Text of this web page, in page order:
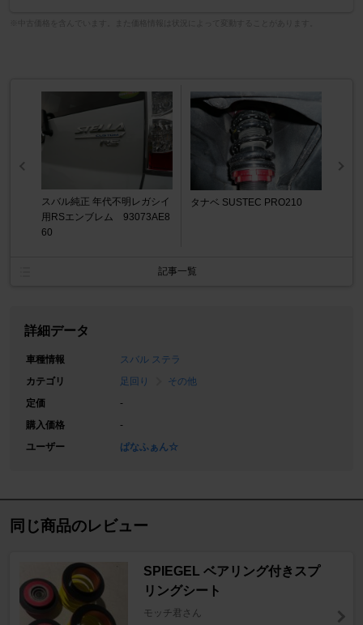
スバル純正 年代不明レガシイ
用RSエンブレム 93073AE8
60
タナベ SUSTEC PRO210
記事一覧
詳細データ
車種情報
スバル ステラ
カテゴリ
足回り
その他
定価
-
購入価格
-
ユーザー
ぱなふぁん☆
同じ商品のレビュー
SPIEGEL ベアリング付きスプ
リングシート
モッチ君さん